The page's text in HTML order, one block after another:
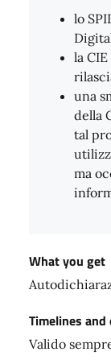
lo
la
una
della
tal
ma
What you get
Timelines and
Valido